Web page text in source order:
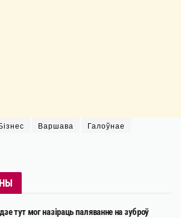
Варшава
Галоўнае
тут мог назіраць паляванне на зуброў